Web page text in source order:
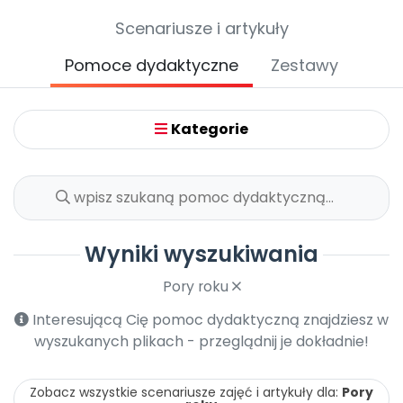
PromocjeScenariusze i artykuły
Pomoce dydaktyczne
Zestawy
Kategorie
Wyniki wyszukiwania
Pory roku
Interesującą Cię pomoc dydaktyczną znajdziesz w
wyszukanych plikach - przeglądnij je dokładnie!
Zobacz wszystkie scenariusze zajęć i artykuły dla: Pory